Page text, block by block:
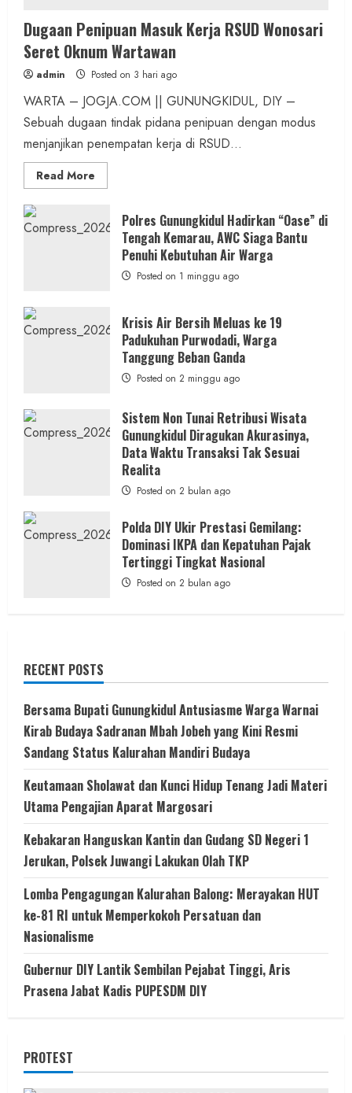
Dugaan Penipuan Masuk Kerja RSUD Wonosari
Seret Oknum Wartawan
admin Posted on 3 hari ago
WARTA – JOGJA.COM || GUNUNGKIDUL, DIY –
Sebuah dugaan tindak pidana penipuan dengan modus
menjanjikan penempatan kerja di RSUD...
Read More
more
Penipuan
Masuk
RSUD
Wonosari
Seret
Oknum
Polres Gunungkidul Hadirkan “Oase” di
Tengah Kemarau, AWC Siaga Bantu
Penuhi Kebutuhan Air Warga
Posted on 1 minggu ago
Krisis Air Bersih Meluas ke 19
Padukuhan Purwodadi, Warga
Tanggung Beban Ganda
Posted on 2 minggu ago
Sistem Non Tunai Retribusi Wisata
Gunungkidul Diragukan Akurasinya,
Data Waktu Transaksi Tak Sesuai
Realita
Posted on 2 bulan ago
Polda DIY Ukir Prestasi Gemilang:
Dominasi IKPA dan Kepatuhan Pajak
Tertinggi Tingkat Nasional
Posted on 2 bulan ago
RECENT POSTS
Bersama Bupati Gunungkidul Antusiasme Warga Warnai
Kirab Budaya Sadranan Mbah Jobeh yang Kini Resmi
Sandang Status Kalurahan Mandiri Budaya
Keutamaan Sholawat dan Kunci Hidup Tenang Jadi Materi
Utama Pengajian Aparat Margosari
Kebakaran Hanguskan Kantin dan Gudang SD Negeri 1
Jerukan, Polsek Juwangi Lakukan Olah TKP
Lomba Pengagungan Kalurahan Balong: Merayakan HUT
ke-81 RI untuk Memperkokoh Persatuan dan
Nasionalisme
Gubernur DIY Lantik Sembilan Pejabat Tinggi, Aris
Prasena Jabat Kadis PUPESDM DIY
PROTEST